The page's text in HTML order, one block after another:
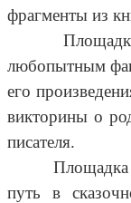
фрагменты из
любопытным
его
викторины о
писателя.
путь в